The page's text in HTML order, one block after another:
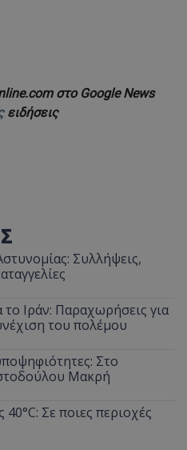
στο Google News
ειδήσεις
Συλλήψεις,
Ιράν: Παραχωρήσεις για
του πολέμου
Στο
Μακρή
Σε ποιες περιοχές